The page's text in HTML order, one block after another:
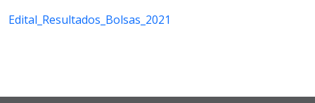
Edital_Resultados_Bolsas_2021